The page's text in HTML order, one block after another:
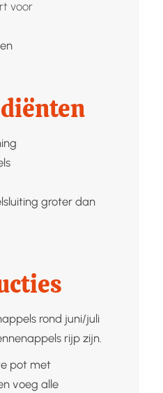
groter dan
rond juni/juli
rijp zijn.
pot met
voeg alle